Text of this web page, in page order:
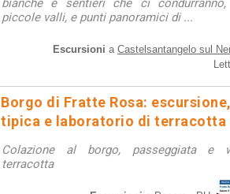
bianche e sentieri che ci
piccole valli, e punti panoramici di ...
Escursioni a Castelsantangelo sul
Borgo di Fratte Rosa:
tipica e laboratorio di terracotta
Colazione al borgo, passeggiata e
terracotta